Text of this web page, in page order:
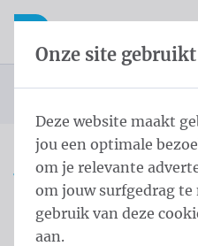
Inhoud overslaan
Taalkeuze overslaan
Open mobiele navigatie
Startpagina
Producten
Vlaggen
Officiële vlaggen
Landenvlaggen
Landenvlaggen Noord-
Vlag Puerto
Productinformatie
Onze site
Deze website maakt
jou een optimale
om je relevante
om jouw surfgedrag te
gebruik van deze
aan.